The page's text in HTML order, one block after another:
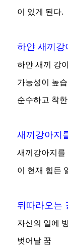
이 있게 된다.
하얀 새끼강
하얀 새끼 강
가능성이 높
순수하고 착
새끼강아지
새끼강아지
이 현재 힘든
뒤따라오는
자신의 일에
벗어날 꿈